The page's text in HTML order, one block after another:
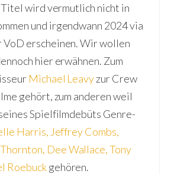
wird vermutlich nicht in
und irgendwann 2024 via
VoD erscheinen. Wir wollen
hier erwähnen. Zum
Michael Leavyzur Crew
gehört, zum anderen weil
Spielfilmdebüts Genre-
Harris, Jeffrey Combs,
, Dee Wallace,Tony
Roebuckgehören.